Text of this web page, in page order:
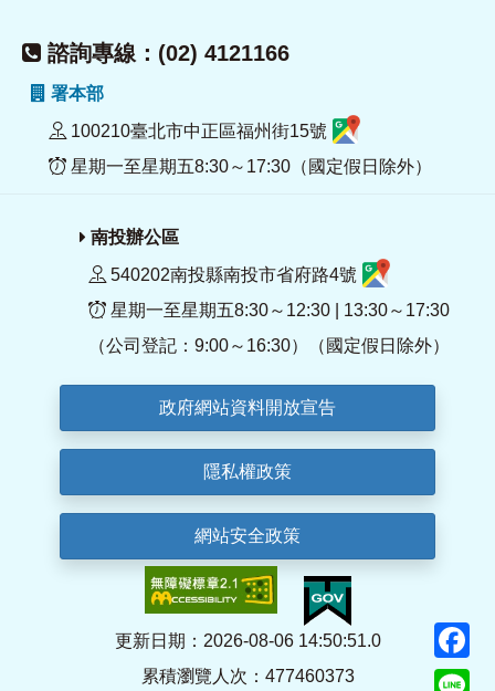
諮詢專線：(02) 4121166
署本部
100210臺北市中正區福州街15號
星期一至星期五8:30～17:30（國定假日除外）
南投辦公區
540202南投縣南投市省府路4號
星期一至星期五8:30～12:30 | 13:30～17:30
（公司登記：9:00～16:30）（國定假日除外）
政府網站資料開放宣告
隱私權政策
網站安全政策
更新日期：2026-08-06 14:50:51.0
累積瀏覽人次：477460373